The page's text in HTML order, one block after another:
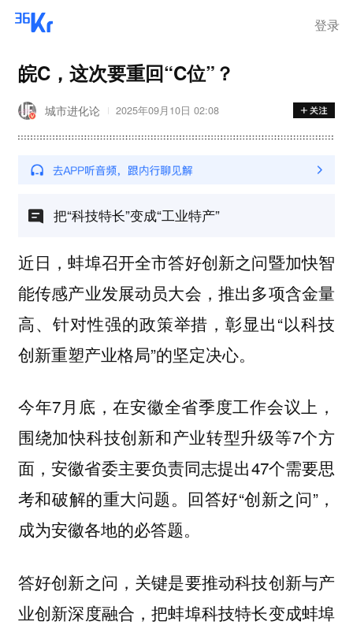
登录
皖C，这次要重回“C位”？
城市进化论 2025年09月10日 02:08
把“科技特长”变成“工业特产”
近日，蚌埠召开全市答好创新之问暨加快智
能传感产业发展动员大会，推出多项含金量
高、针对性强的政策举措，彰显出“以科技
创新重塑产业格局”的坚定决心。
今年7月底，在安徽全省季度工作会议上，
围绕加快科技创新和产业转型升级等7个方
面，安徽省委主要负责同志提出47个需要思
考和破解的重大问题。回答好“创新之问”，
成为安徽各地的必答题。
答好创新之问，关键是要推动科技创新与产
业创新深度融合，把蚌埠科技特长变成蚌埠